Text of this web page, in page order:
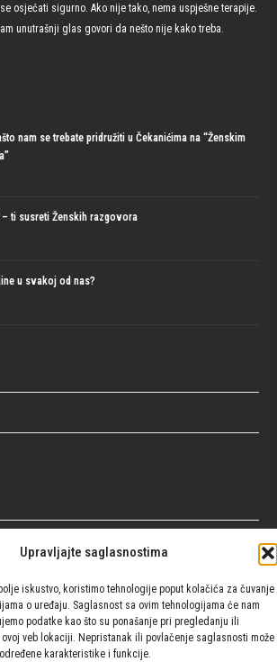
Upravljajte saglasnostima
iskustvo, koristimo tehnologije poput kolačića za čuvanje
o uređaju. Saglasnost sa ovim tehnologijama će nam
podatke kao što su ponašanje pri pregledanju ili
veb lokaciji. Nepristanak ili povlačenje saglasnosti može
karakteristike i funkcije.
osjećati sigurno. Ako nije tako, nema uspješne terapije.
unutrašnji glas govori da nešto nije kako treba.
nam se trebate pridružiti u Čekanićima na “Ženskim
– ti susreti Ženskih razgovora
u svakoj od nas?